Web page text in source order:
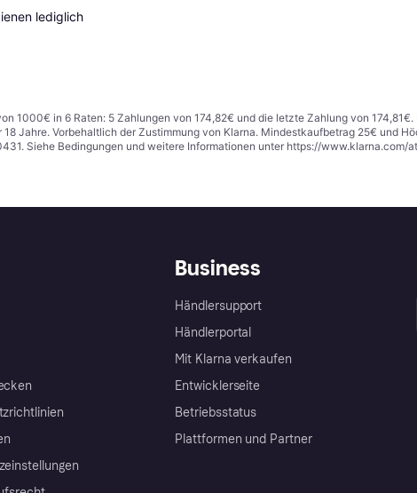
lediglich
1000€ in 6 Raten: 5 Zahlungen von 174,82€ und die letzte Zahlung von 174,81€.
Jahre. Vorbehaltlich der Zustimmung von Klarna. Mindestkaufbetrag 25€ und
Siehe Bedingungen und weitere Informationen unter https://www.klarna.com/
Business
Händlersupport
Händlerportal
Mit Klarna verkaufen
Entwicklerseite
Betriebsstatus
Plattformen und Partner